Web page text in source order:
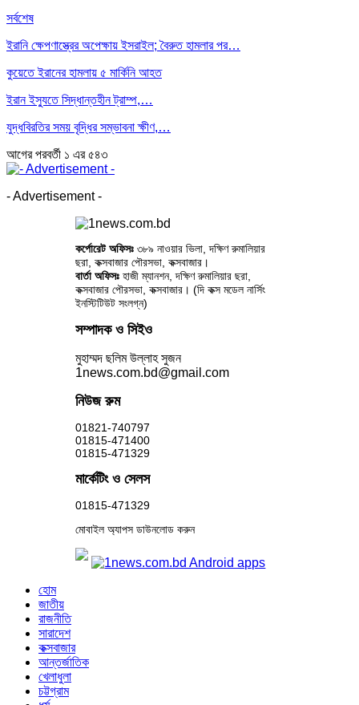
সর্বশেষ
ইরানি ক্ষেপণাস্ত্রের অপেক্ষায় ইসরাইল; বৈরুত হামলার পর…
কুয়েতে ইরানের হামলায় ৫ মার্কিনি আহত
ইরান ইস্যুতে সিদ্ধান্তহীন ট্রাম্প,…
যুদ্ধবিরতির সময় বৃদ্ধির সম্ভাবনা ক্ষীণ,…
আগেরপরবর্তী ১ এর ৫৪৩
- Advertisement -
কর্পোরেট অফিসঃ ৩৮৯ নাওয়ার ভিলা, দক্ষিণ রুমালিয়ার
ছরা, কক্সবাজার পৌরসভা, কক্সবাজার।
বার্তা অফিসঃহাজী ম্যানশন, দক্ষিণ রুমালিয়ার ছরা,
কক্সবাজার পৌরসভা, কক্সবাজার। (দি কক্স মডেল নার্সিং
ইনস্টিটিউট সংলগ্ন)
সম্পাদক ও সিইও
মুহাম্মদ ছলিম উল্লাহ সুজন
1news.com.bd@gmail.com
নিউজ রুম
01821-740797
01815-471400
01815-471329
মার্কেটিং ও সেলস
01815-471329
মোবাইল অ্যাপস ডাউনলোড করুন
হোম
জাতীয়
রাজনীতি
সারাদেশ
কক্সবাজার
আন্তর্জাতিক
খেলাধুলা
চট্টগ্রাম